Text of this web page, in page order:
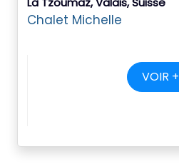
Chalet Michelle
VOIR +